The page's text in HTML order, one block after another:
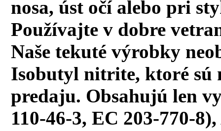
nosa, úst očí alebo pri
Používajte v dobre
Naše tekuté výrobky
Isobutyl nitrite, ktoré sú
predaju. Obsahujú len
110-46-3, EC 203-770-